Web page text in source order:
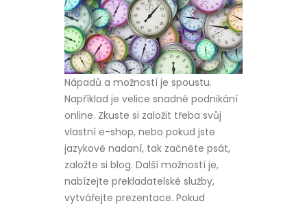
Nápadů a možností je spoustu.
Například je velice snadné podnikání
online. Zkuste si založit třeba svůj
vlastní e-shop, nebo pokud jste
jazykově nadaní, tak začněte psát,
založte si blog. Další možností je,
nabízejte překladatelské služby,
vytvářejte prezentace. Pokud